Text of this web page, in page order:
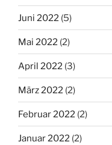
Juni 2022 (5)
Mai 2022 (2)
April 2022 (3)
März 2022 (2)
Februar 2022 (2)
Januar 2022 (2)